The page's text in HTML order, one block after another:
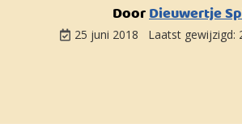
DoorDieuwertje
25 juni 2018 Laatst gewijzigd: